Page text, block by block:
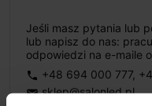
Jeśli masz pytania lub
lub napisz do nas:
odpowiedzi na e-maile
phone +48 694 000 777,
email sklep@salonled.pl